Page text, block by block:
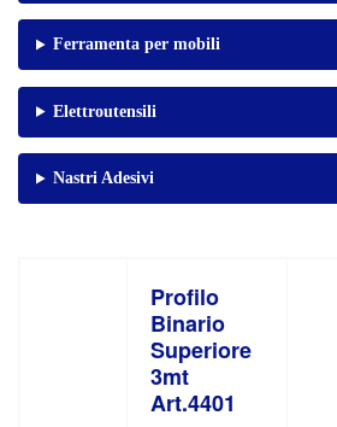
Ferramenta per mobili
Elettroutensili
Nastri Adesivi
Profilo
Binario
Superiore
3mt
Art.4401